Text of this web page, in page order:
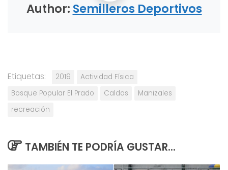
Author: Semilleros Deportivos
Etiquetas: 2019
Actividad Física
Bosque Popular El Prado
Caldas
Manizales
recreación
TAMBIÉN TE PODRÍA GUSTAR...